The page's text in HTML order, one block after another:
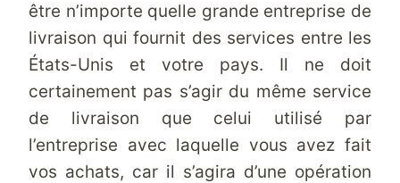
être n’importe quelle grande entreprise de
livraison qui fournit des services entre les
États-Unis et votre pays. Il ne doit
certainement pas s’agir du même service
de livraison que celui utilisé par
l’entreprise avec laquelle vous avez fait
vos achats, car il s’agira d’une opération